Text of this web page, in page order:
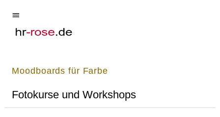
Moodboards für Farbe
Fotokurse und Workshops